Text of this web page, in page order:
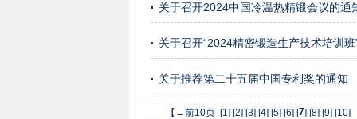
关于召开2024中国冷温热精锻会议的通
关于召开“2024精密锻造生产技术培训班
关于推荐第二十五届中国专利奖的通知
【←前10页 [1] [2] [3] [4] [5] [6] [7] [8] [9] [10]